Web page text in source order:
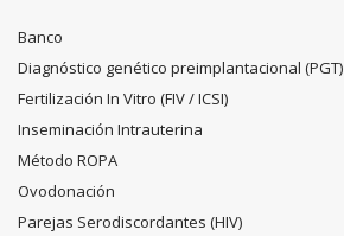
Banco
Diagnóstico genético preimplantacional (PGT)
Fertilización In Vitro (FIV / ICSI)
Inseminación Intrauterina
Método ROPA
Ovodonación
Parejas Serodiscordantes (HIV)